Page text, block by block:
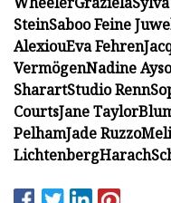
SteinSaboo Feine
AlexiouEva Fehren
VermögenNadine
SharartStudio Renn
CourtsJane Taylor
PelhamJade Ruzzo
LichtenbergHarach